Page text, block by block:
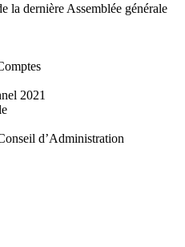
la dernière Assemblée générale
2021
d’Administration